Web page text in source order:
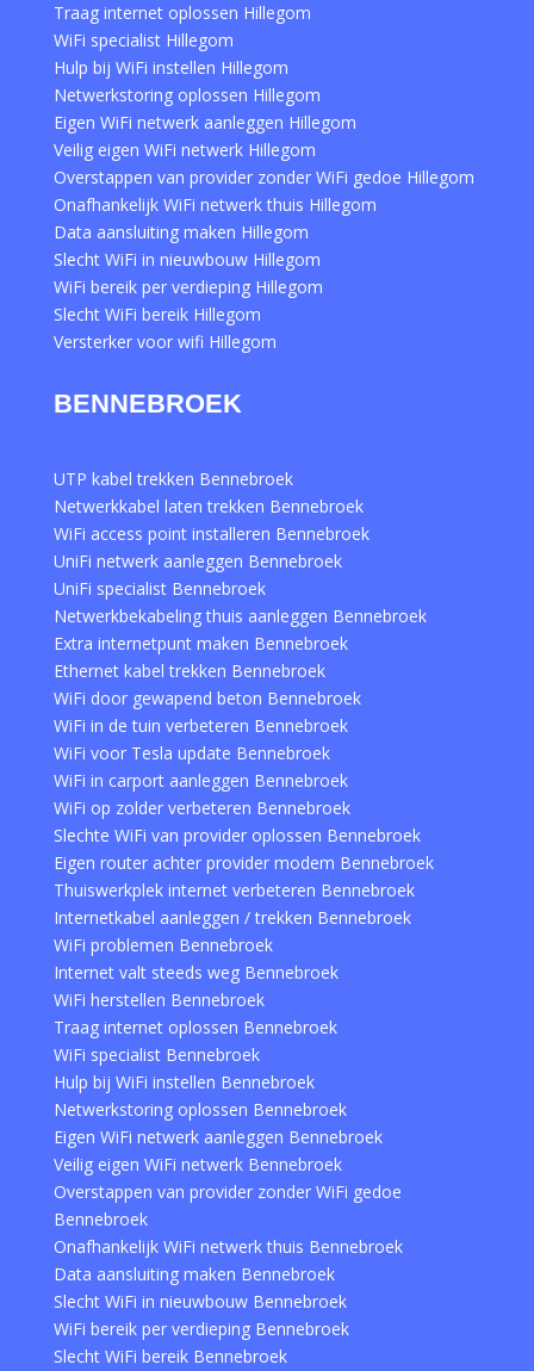
Traag internet oplossen Hillegom
WiFi specialist Hillegom
Hulp bij WiFi instellen Hillegom
Netwerkstoring oplossen Hillegom
Eigen WiFi netwerk aanleggen Hillegom
Veilig eigen WiFi netwerk Hillegom
Overstappen van provider zonder WiFi gedoe Hillegom
Onafhankelijk WiFi netwerk thuis Hillegom
Data aansluiting maken Hillegom
Slecht WiFi in nieuwbouw Hillegom
WiFi bereik per verdieping Hillegom
Slecht WiFi bereik Hillegom
Versterker voor wifi Hillegom
BENNEBROEK
UTP kabel trekken Bennebroek
Netwerkkabel laten trekken Bennebroek
WiFi access point installeren Bennebroek
UniFi netwerk aanleggen Bennebroek
UniFi specialist Bennebroek
Netwerkbekabeling thuis aanleggen Bennebroek
Extra internetpunt maken Bennebroek
Ethernet kabel trekken Bennebroek
WiFi door gewapend beton Bennebroek
WiFi in de tuin verbeteren Bennebroek
WiFi voor Tesla update Bennebroek
WiFi in carport aanleggen Bennebroek
WiFi op zolder verbeteren Bennebroek
Slechte WiFi van provider oplossen Bennebroek
Eigen router achter provider modem Bennebroek
Thuiswerkplek internet verbeteren Bennebroek
Internetkabel aanleggen / trekken Bennebroek
WiFi problemen Bennebroek
Internet valt steeds weg Bennebroek
WiFi herstellen Bennebroek
Traag internet oplossen Bennebroek
WiFi specialist Bennebroek
Hulp bij WiFi instellen Bennebroek
Netwerkstoring oplossen Bennebroek
Eigen WiFi netwerk aanleggen Bennebroek
Veilig eigen WiFi netwerk Bennebroek
Overstappen van provider zonder WiFi gedoe
Bennebroek
Onafhankelijk WiFi netwerk thuis Bennebroek
Data aansluiting maken Bennebroek
Slecht WiFi in nieuwbouw Bennebroek
WiFi bereik per verdieping Bennebroek
Slecht WiFi bereik Bennebroek